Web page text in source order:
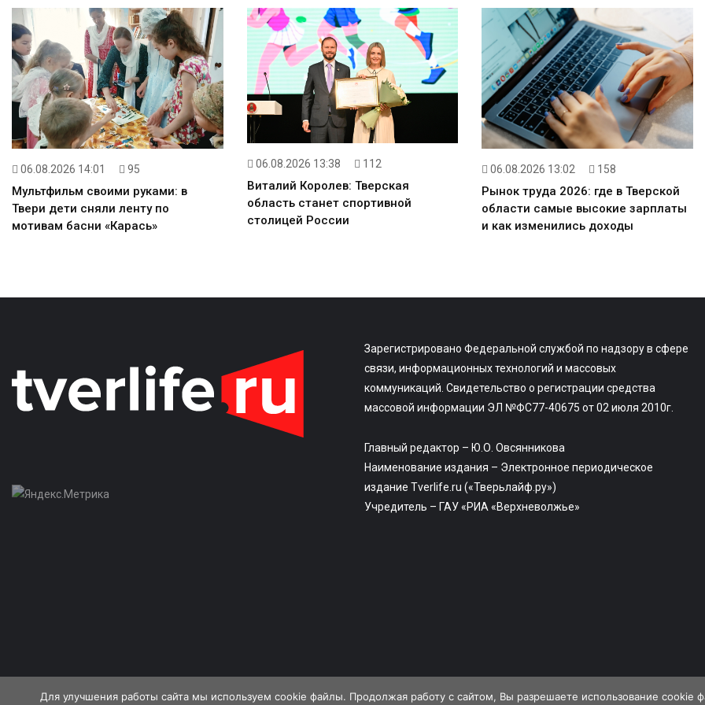
06.08.2026 14:01 95
Мультфильм своими руками: в
Твери дети сняли ленту по
мотивам басни «Карась»
06.08.2026 13:38 112
Виталий Королев: Тверская
область станет спортивной
столицей России
06.08.2026 13:02 158
Рынок труда 2026: где в Тверской
области самые высокие зарплаты
и как изменились доходы
Зарегистрировано Федеральной службой по надзору в сфере
связи, информационных технологий и массовых
коммуникаций. Свидетельство о регистрации средства
массовой информации ЭЛ №ФС77-40675 от 02 июля 2010г.
Главный редактор – Ю.О. Овсянникова
Наименование издания – Электронное периодическое
издание Tverlife.ru («Тверьлайф.ру»)
Учредитель – ГАУ «РИА «Верхневолжье»
Для улучшения работы сайта мы используем cookie файлы. Продолжая работу с сайтом, Вы разрешаете использование cookie